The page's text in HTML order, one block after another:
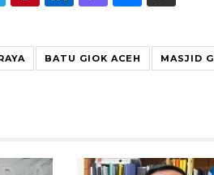
BATU GIOK ACEH MASJID